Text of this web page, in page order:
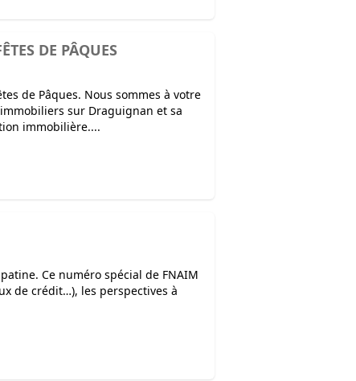
DE PÂQUES
de Pâques. Nous sommes à votre
sur Draguignan et sa
immobilière....
Ce numéro spécial de FNAIM
de crédit…), les perspectives à